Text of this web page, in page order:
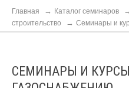
Главная Каталог семинаров
строительство
Семинары и
СЕМИНАРЫ И